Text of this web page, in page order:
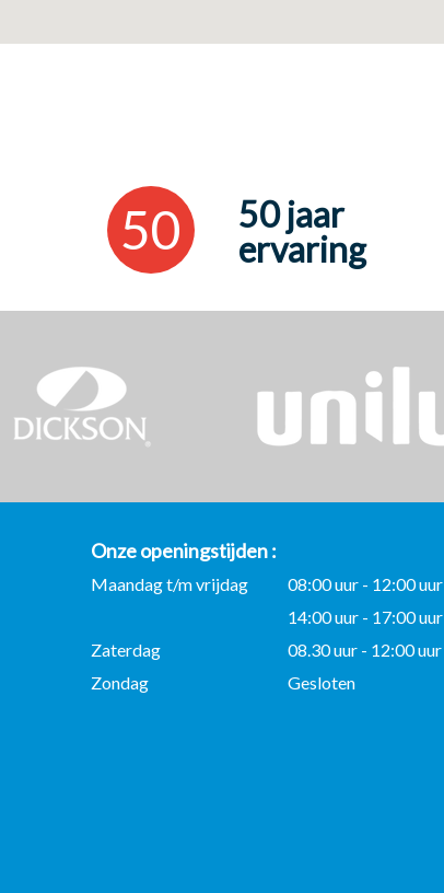
50
50 jaar
ervaring
Onze openingstijden
Maandag t/m vrijdag
08:00 uur - 12:00 uur
14:00 uur - 17:00 uur
Zaterdag
08.30 uur - 12:00 uur
Zondag
Gesloten